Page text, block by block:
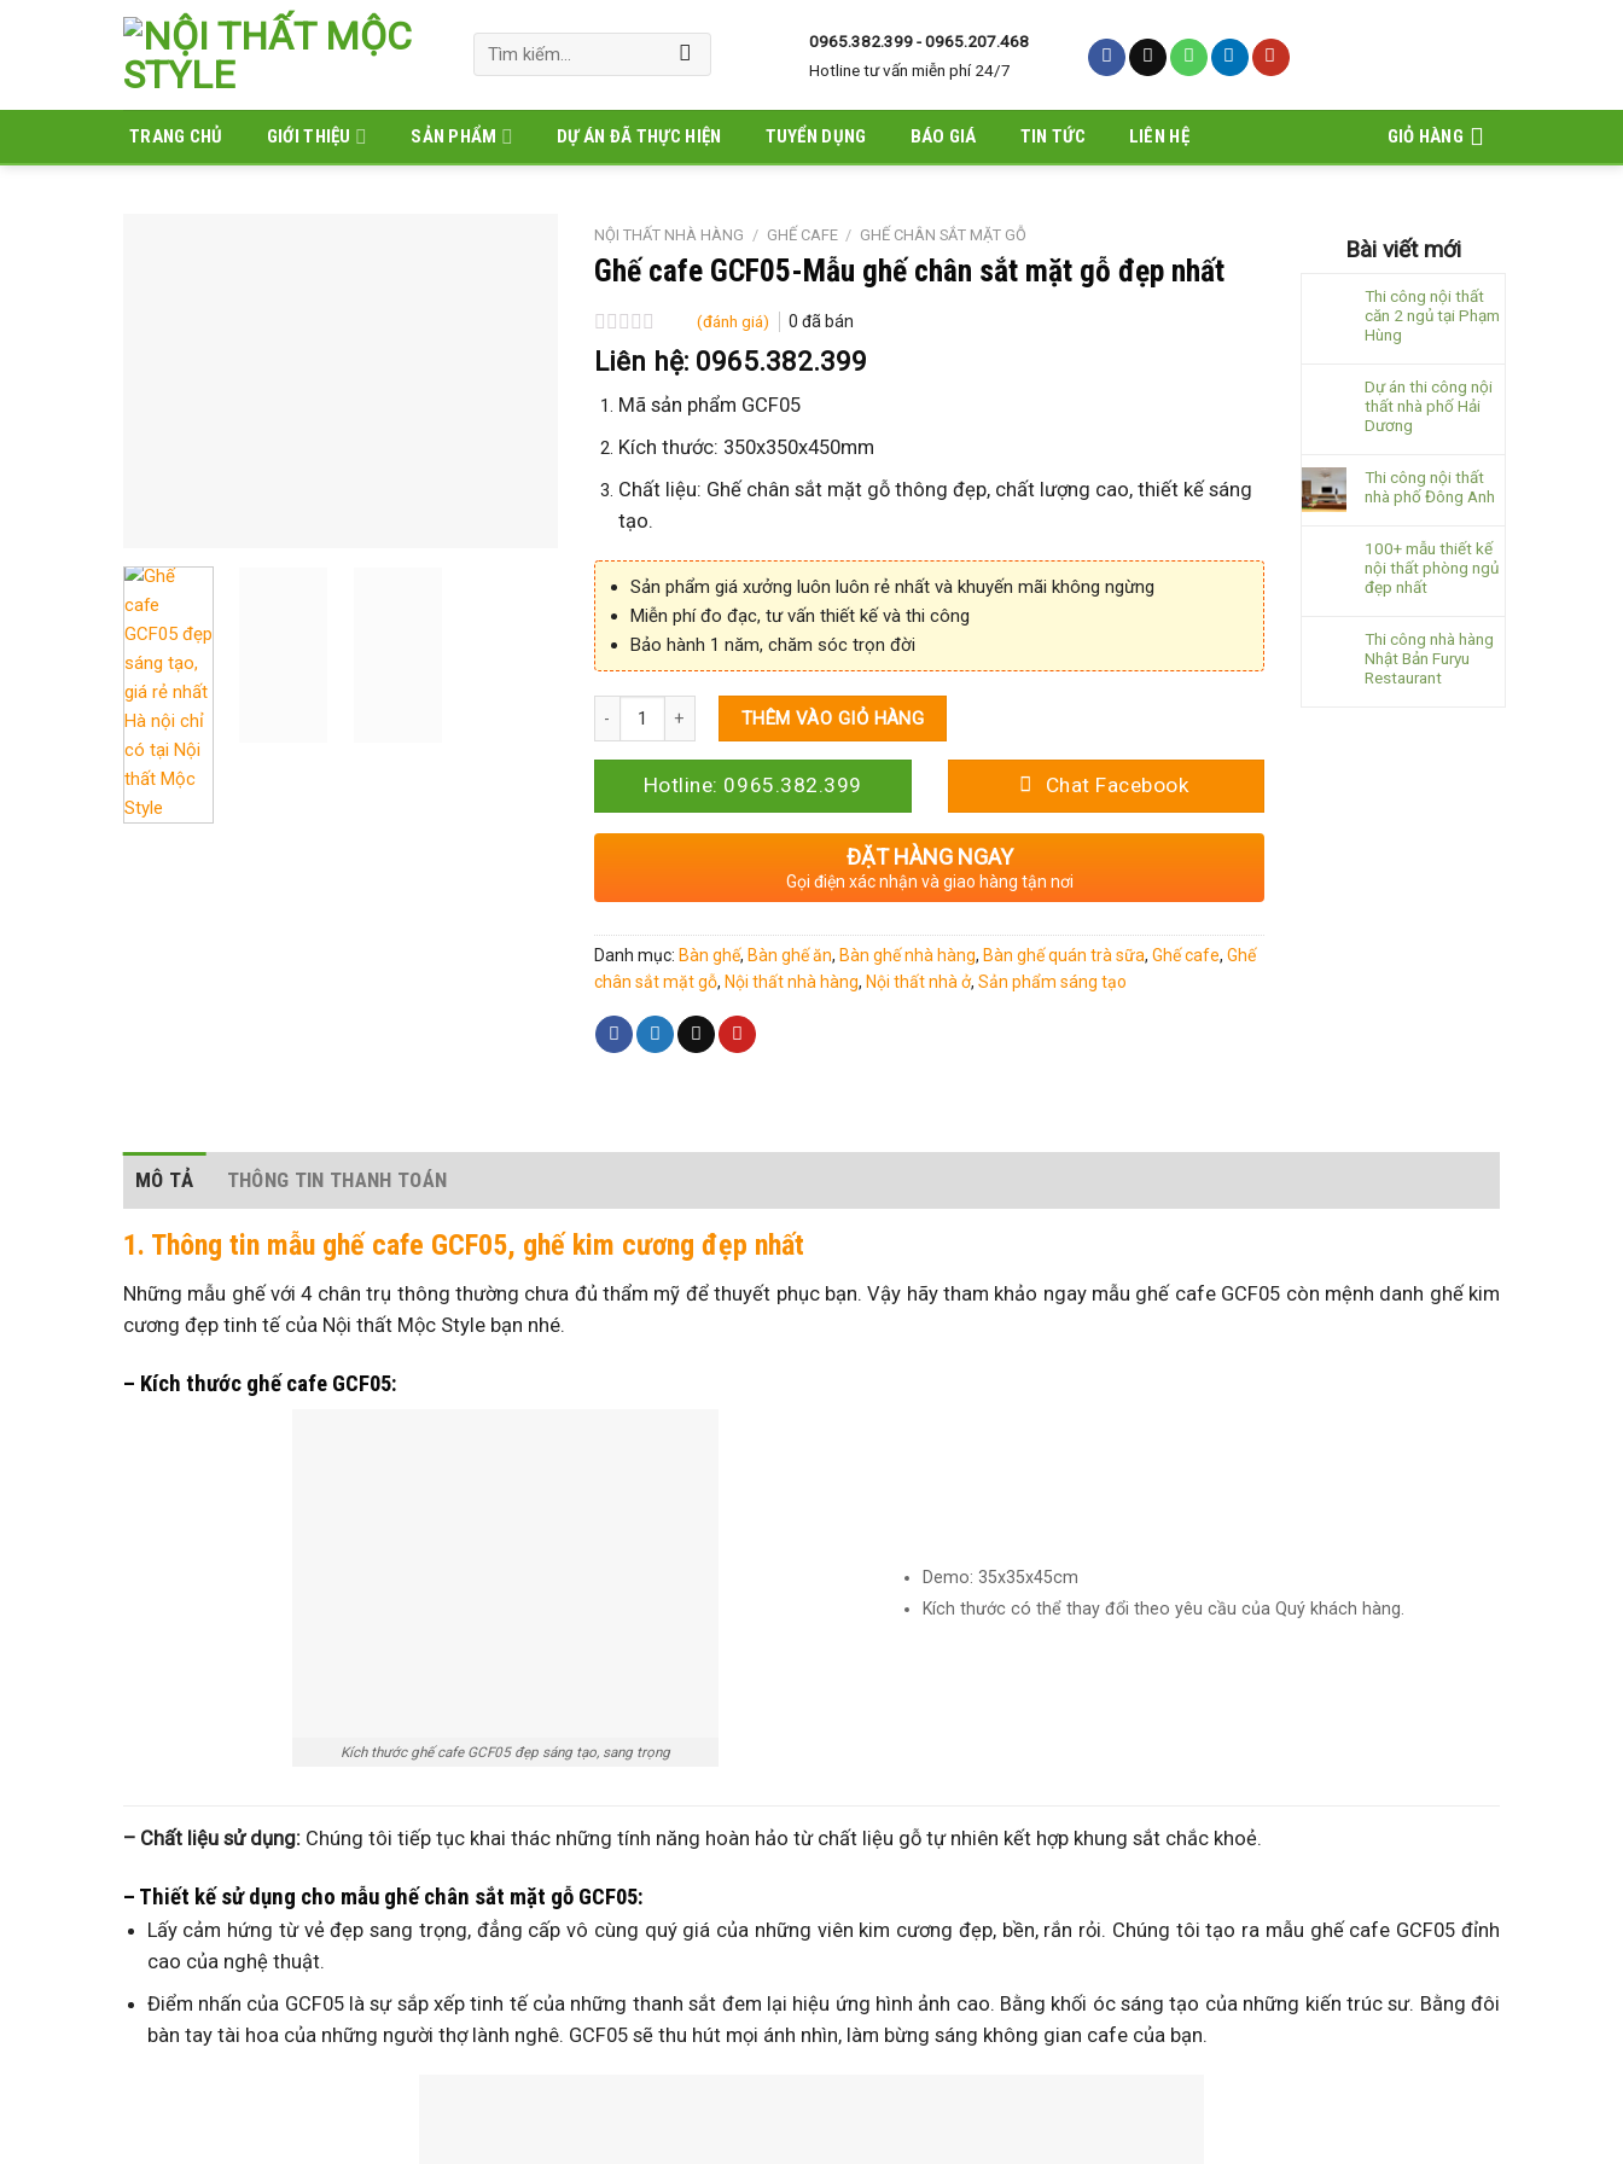
Tìm
0965.382.399 - 0965.207.468
Hotline tư vấn miễn phí 24/7
TRANG CHỦ GIỚI THIỆU SẢN PHẨM DỰ ÁN ĐÃ THỰC HIỆN TUYỂN DỤNG BÁO GIÁ TIN TỨC LIÊN HỆ GIỎ HÀNG
NỘI THẤT NHÀ HÀNG / GHẾ CAFE / GHẾ CHÂN SẮT MẶT GỖ
Ghế cafe GCF05-Mẫu ghế chân sắt mặt gỗ đẹp nhất
Được
xếp
0
sao
(đánh giá) 0 đã bán
Liên hệ: 0965.382.399
Mã sản phẩm GCF05
Kích thước: 350x350x450mm
Chất liệu: Ghế chân sắt mặt gỗ thông đẹp, chất lượng cao, thiết kế sáng
tạo.
Sản phẩm giá xưởng luôn luôn rẻ nhất và khuyến mãi không ngừng
Miễn phí đo đạc, tư vấn thiết kế và thi công
Bảo hành 1 năm, chăm sóc trọn đời
Số lượng
THÊM VÀO GIỎ HÀNG
Hotline: 0965.382.399 Chat Facebook
ĐẶT HÀNG NGAY
Gọi điện xác nhận và giao hàng tận nơi
Danh mục: Bàn ghế, Bàn ghế ăn, Bàn ghế nhà hàng, Bàn ghế quán trà sữa, Ghế cafe, Ghế
chân sắt mặt gỗ, Nội thất nhà hàng, Nội thất nhà ở, Sản phẩm sáng tạo
Bài viết mới
Thi công nội thất
căn 2 ngủ tại Phạm
Hùng
Dự án thi công nội
thất nhà phố Hải
Dương
Thi công nội thất
nhà phố Đông Anh
100+ mẫu thiết kế
nội thất phòng ngủ
đẹp nhất
Thi công nhà hàng
Nhật Bản Furyu
Restaurant
MÔ TẢ THÔNG TIN THANH TOÁN
1. Thông tin mẫu ghế cafe GCF05, ghế kim cương đẹp nhất
Những mẫu ghế với 4 chân trụ thông thường chưa đủ thẩm mỹ để thuyết phục bạn. Vậy hãy tham khảo ngay mẫu ghế cafe GCF05 còn mệnh danh ghế kim
cương đẹp tinh tế của Nội thất Mộc Style bạn nhé.
– Kích thước ghế cafe GCF05:
Kích thước ghế cafe GCF05 đẹp sáng tạo, sang trọng
Demo: 35x35x45cm
Kích thước có thể thay đổi theo yêu cầu của Quý khách hàng.
– Chất liệu sử dụng: Chúng tôi tiếp tục khai thác những tính năng hoàn hảo từ chất liệu gỗ tự nhiên kết hợp khung sắt chắc khoẻ.
– Thiết kế sử dụng cho mẫu ghế chân sắt mặt gỗ GCF05:
Lấy cảm hứng từ vẻ đẹp sang trọng, đẳng cấp vô cùng quý giá của những viên kim cương đẹp, bền, rắn rỏi. Chúng tôi tạo ra mẫu ghế cafe GCF05 đỉnh
cao của nghệ thuật.
Điểm nhấn của GCF05 là sự sắp xếp tinh tế của những thanh sắt đem lại hiệu ứng hình ảnh cao. Bằng khối óc sáng tạo của những kiến trúc sư. Bằng đôi
bàn tay tài hoa của những người thợ lành nghê. GCF05 sẽ thu hút mọi ánh nhìn, làm bừng sáng không gian cafe của bạn.